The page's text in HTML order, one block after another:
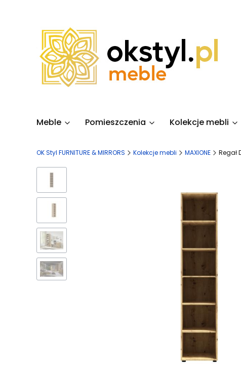
Meble Pomieszczenia Kolekcje mebli
OK Styl FURNITURE & MIRRORS Kolekcje mebli MAXIONE Regał